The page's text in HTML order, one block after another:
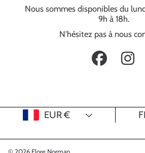
Nous sommes disponibles du
9h à 18h.
N'hésitez pas à nous
FACEBOOK
© 2026 Flore Norman .
Pays/RégionEUR € Langue